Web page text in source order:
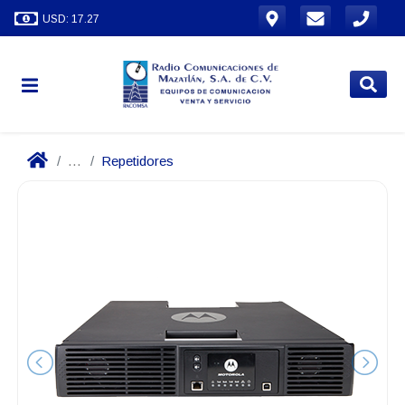
USD: 17.27
... Repetidores